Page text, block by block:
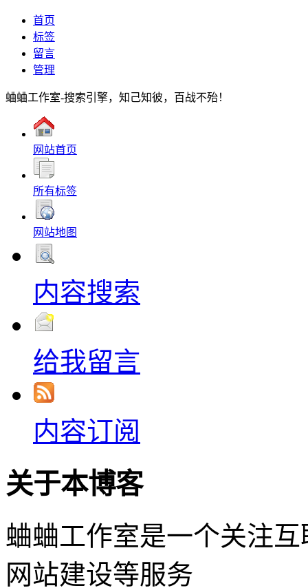
首页
标签
留言
管理
蛐蛐工作室-搜索引擎，知己知彼，百战不殆！
网站首页
所有标签
网站地图
内容搜索
给我留言
内容订阅
关于本博客
蛐蛐工作室是一个关注
网站建设等服务